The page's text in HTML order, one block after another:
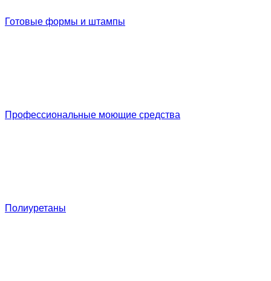
Готовые формы и штампы
Профессиональные моющие средства
Полиуретаны